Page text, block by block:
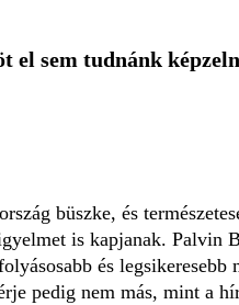
el sem tudnánk
büszke, és
is kapjanak. Palvin
és
pedig nem más, mint a